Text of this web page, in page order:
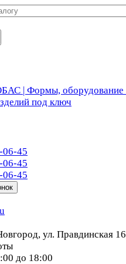
06-45
06-45
06-45
ул. Правдинская 16
до 18:00